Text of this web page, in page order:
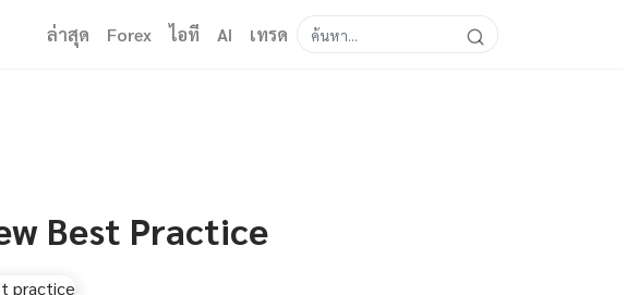
ล่าสุด Forex ไอที AI เทรด
Best Practice